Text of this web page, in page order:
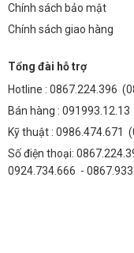
Chính sách bảo mật
Chính sách giao hàng
Tổng đài hỗ trợ
Hotline : 0867.224.396
Bán hàng : 091993.12.13
Kỹ thuật : 0986.474.671
Số điện thoại:
0924.734.666 -